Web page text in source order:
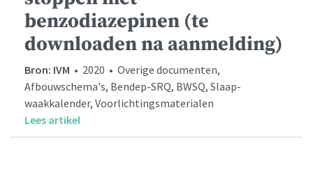
benzodiazepinen (te
downloaden na aanmelding)
Bron: IVM • 2020 • Overige documenten,
Afbouwschema's, Bendep-SRQ, BWSQ, Slaap-
waakkalender, Voorlichtingsmaterialen
Lees artikel